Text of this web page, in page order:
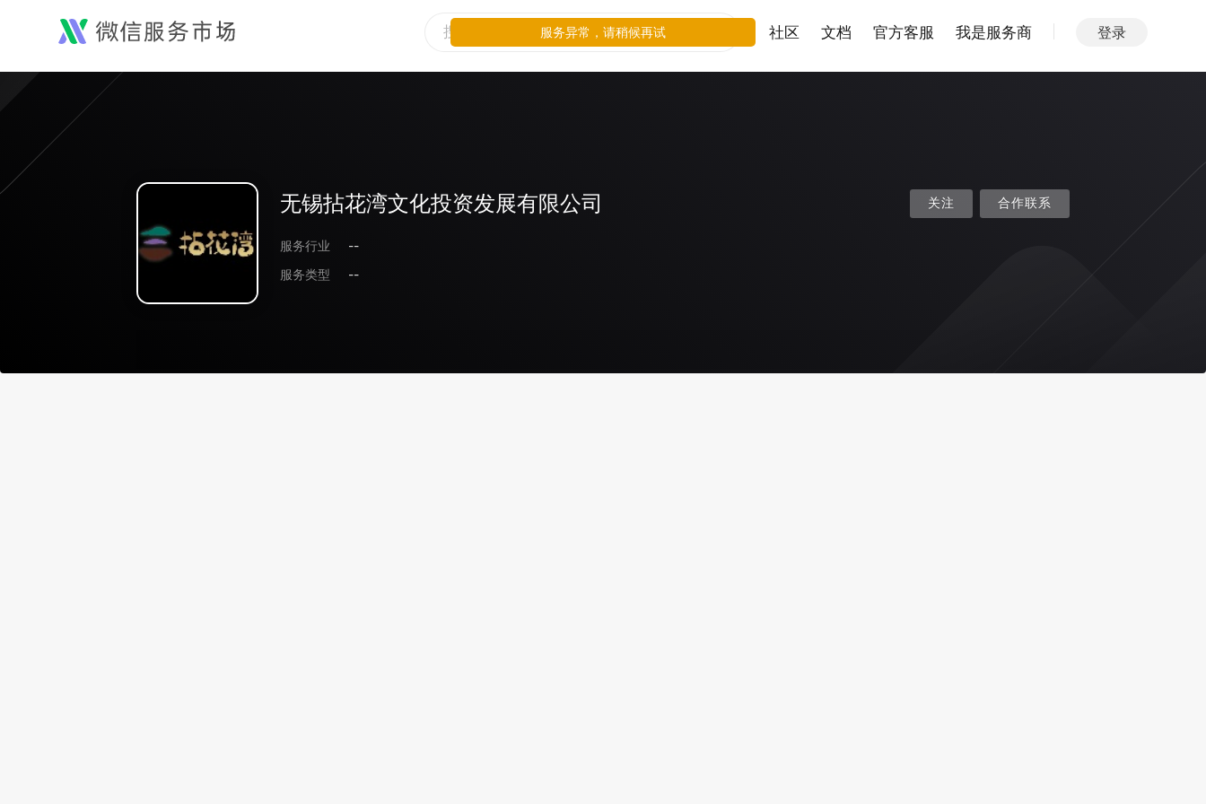
社区 文档 官方客服 我是服务商 登录
无锡拈花湾文化投资发展有限公司
服务行业
--
服务类型
--
关注 合作联系
服务异常，请稍候再试